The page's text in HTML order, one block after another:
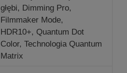
głębi, Dimming Pro,
Filmmaker Mode,
HDR10+, Quantum Dot
Color, Technologia Quantum
Matrix